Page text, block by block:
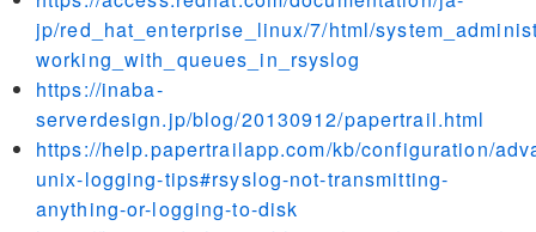
jp/red_hat_enterprise_linux/7/html/
working_with_queues_in_rsyslog
https://inaba-
serverdesign.jp/blog/20130912/papertrail.html
https://help.papertrailapp.com/kb/configuration/
unix-logging-tips#rsyslog-not-transmitting-
anything-or-logging-to-disk